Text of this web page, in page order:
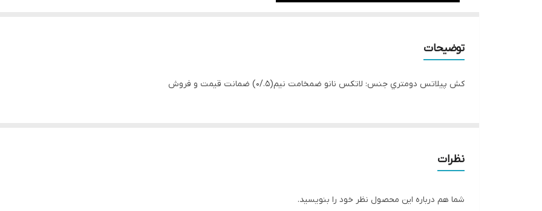
توضیحات
كش پيلاتس دومتري جنس: لاتكس نانو ضمخامت نيم(5./0) ضمانت قيمت و فروش
نظرات
شما هم درباره این محصول نظر خود را بنویسید.